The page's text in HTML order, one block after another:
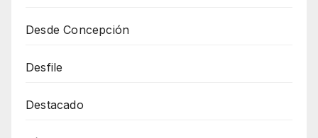
Desde Concepción
Desfile
Destacado